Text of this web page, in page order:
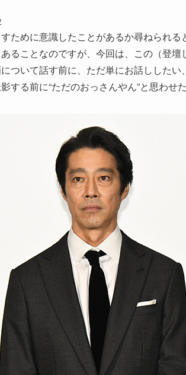
ために意識したことがあるか尋ねられ
ることなのですが、今回は、この（登
ついて話す前に、ただ単にお話しした
する前に“ただのおっさんやん”と思わせ